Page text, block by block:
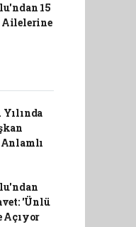
15
Ailelerine
Yılında
'Ünlü
Açıyor